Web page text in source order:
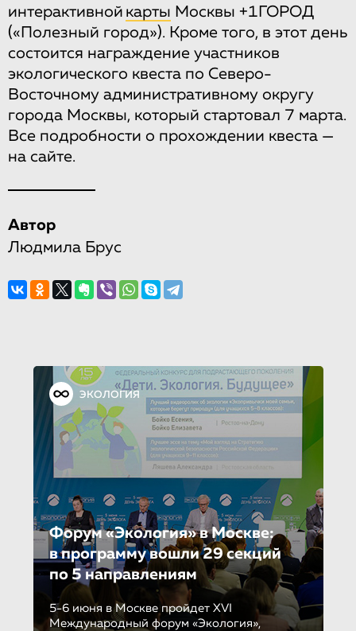
интерактивной карты Москвы +1ГОРОД
(«Полезный город»). Кроме того, в этот день
состоится награждение участников
экологического квеста по Северо-
Восточному административному округу
города Москвы, который стартовал 7 марта.
Все подробности о прохождении квеста —
на сайте.
Автор
Людмила Брус
ЭКОЛОГИЯ
Форум «Экология» в Москве:
в программу вошли 29 секций
по 5 направле­ни­ям
5-6 июня в Москве пройдет XVI
Международный форум «Экология»,